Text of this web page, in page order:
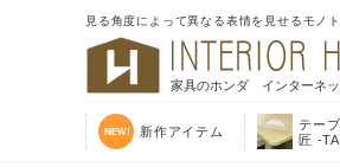
見る角度によって異なる表情を見せるモノ
家具のホンダ インターネ
新作アイテム
テー
匠 -